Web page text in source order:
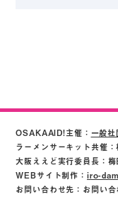
OSAKAAID!主催： 一般
ラーメンサーキット共催
大阪ええど実行委員長：梅
WEBサイト制作： iro-
お問い合わせ先：お問い合